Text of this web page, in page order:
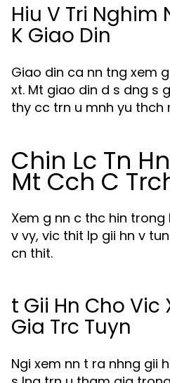
Hiu V Tri Nghim
K Giao Din
Giao din ca nn tng xem
xt. Mt giao din d s dng s
thy cc trn u mnh yu thch
Chin Lc Tn
Mt Cch C
Xem g nn c thc hin trong
v vy, vic thit lp gii hn v
cn thit.
t Gii Hn Cho Vic
Gia Trc Tuyn
Ngi xem nn t ra nhng gii